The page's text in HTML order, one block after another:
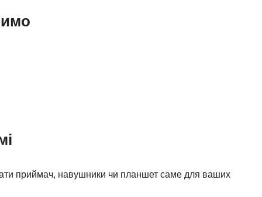
приймач, навушники чи планшет саме для ваших